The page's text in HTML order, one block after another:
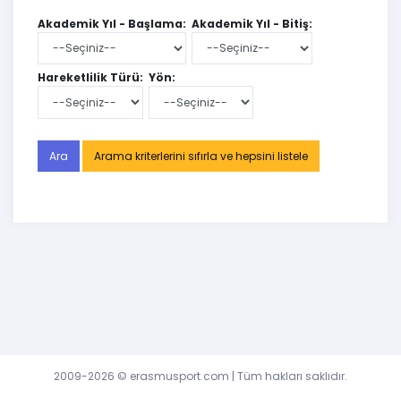
Akademik Yıl - Başlama: Akademik Yıl - Bitiş:
Hareketlilik Türü: Yön:
Arama kriterlerini sıfırla ve hepsini listele
2009-2026 © erasmusport.com | Tüm hakları saklıdır.